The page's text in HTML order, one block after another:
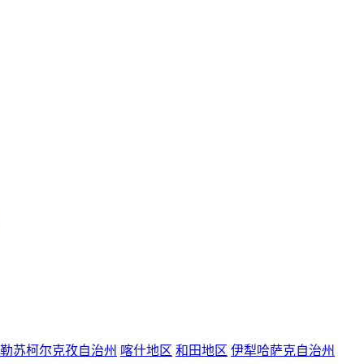
苏柯尔克孜自治州 喀什地区 和田地区 伊犁哈萨克自治州